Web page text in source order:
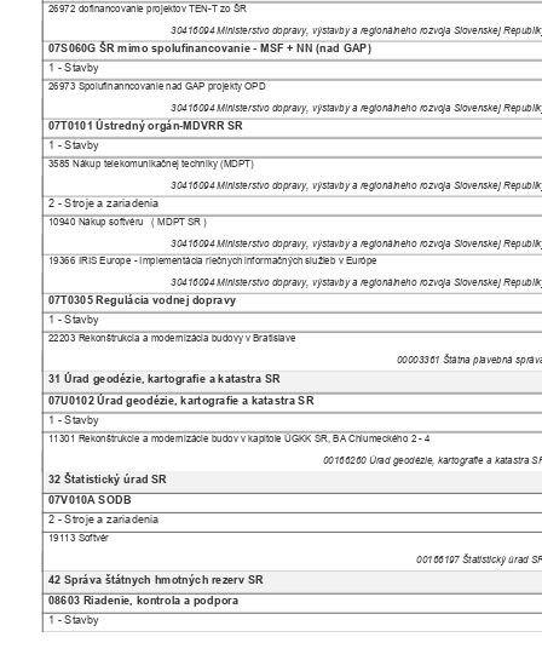
26972 dofinancovanie projektov TEN-T zo ŠR
30416094 Ministerstvo dopravy, výstavby a regionálneho rozvoja Slovenskej
07S060G ŠR mimo spolufinancovanie - MSF + NN (nad GAP)
1 - Stavby
26973 Spolufinanncovanie nad GAP projekty OPD
30416094 Ministerstvo dopravy, výstavby a regionálneho rozvoja Slovenskej
07T0101 Ústredný orgán-MDVRR SR
1 - Stavby
3585 Nákup telekomunikačnej techniky (MDPT)
30416094 Ministerstvo dopravy, výstavby a regionálneho rozvoja Slovenskej
2 - Stroje a zariadenia
10940 Nákup softvéru ( MDPT SR )
30416094 Ministerstvo dopravy, výstavby a regionálneho rozvoja Slovenskej
19366 IRIS Europe - Implementácia riečnych informačných služieb v Európe
30416094 Ministerstvo dopravy, výstavby a regionálneho rozvoja Slovenskej
07T0305 Regulácia vodnej dopravy
1 - Stavby
22203 Rekonštrukcia a modernizácia budovy v Bratislave
00003361 Štátna plavebná
31 Úrad geodézie, kartografie a katastra SR
07U0102 Úrad geodézie, kartografie a katastra SR
1 - Stavby
11301 Rekonštrukcie a modernizácie budov v kapitole ÚGKK SR, BA Chlumeckého 2 - 4
00166260 Úrad geodézie, kartografie a katastra
32 Štatistický úrad SR
07V010A SODB
2 - Stroje a zariadenia
19113 Softvér
00166197 Štatistický úrad
42 Správa štátnych hmotných rezerv SR
08603 Riadenie, kontrola a podpora
1 - Stavby